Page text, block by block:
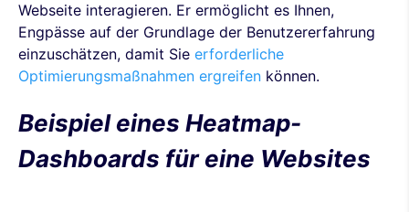
Webseite interagieren. Er ermöglicht es Ihnen,
Engpässe auf der Grundlage der Benutzererfahrung
einzuschätzen, damit Sie erforderliche
Optimierungsmaßnahmen ergreifen können.
Beispiel eines Heatmap-
Dashboards für eine Websites